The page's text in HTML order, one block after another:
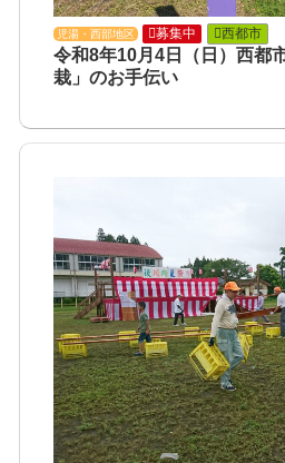
児湯・西部地区 募集中 西都市
令和8年10月4日（日）西都
栽」のお手伝い